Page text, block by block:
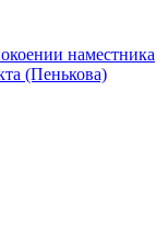
наместника
(Пенькова)